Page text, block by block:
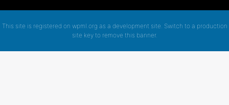
This site is registered on wpml.org as a development site. Switch to a production
site key to remove this banner.